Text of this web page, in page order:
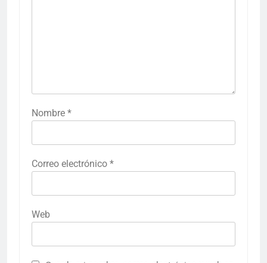
Nombre *
Correo electrónico *
Web